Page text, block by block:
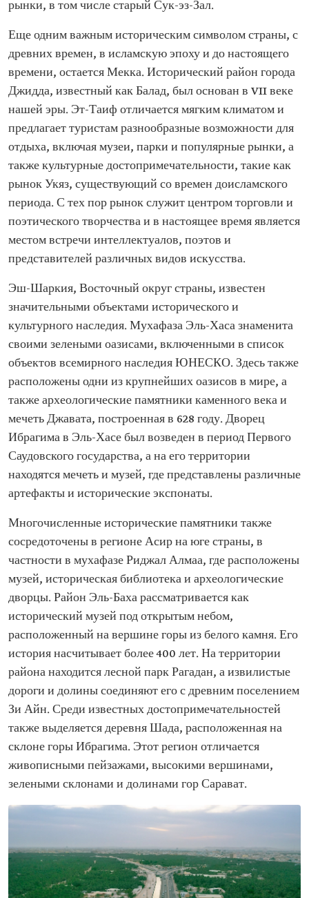
рынки, в том числе старый Сук-эз-Зал.
Еще одним важным историческим символом страны, с
древних времен, в исламскую эпоху и до настоящего
времени, остается Мекка. Исторический район города
Джидда, известный как Балад, был основан в VII веке
нашей эры. Эт-Таиф отличается мягким климатом и
предлагает туристам разнообразные возможности для
отдыха, включая музеи, парки и популярные рынки, а
также культурные достопримечательности, такие как
рынок Укяз, существующий со времен доисламского
периода. С тех пор рынок служит центром торговли и
поэтического творчества и в настоящее время является
местом встречи интеллектуалов, поэтов и
представителей различных видов искусства.
Эш-Шаркия, Восточный округ страны, известен
значительными объектами исторического и
культурного наследия. Мухафаза Эль-Хаса знаменита
своими зелеными оазисами, включенными в список
объектов всемирного наследия ЮНЕСКО. Здесь также
расположены одни из крупнейших оазисов в мире, а
также археологические памятники каменного века и
мечеть Джавата, построенная в 628 году. Дворец
Ибрагима в Эль-Хасе был возведен в период Первого
Саудовского государства, а на его территории
находятся мечеть и музей, где представлены различные
артефакты и исторические экспонаты.
Многочисленные исторические памятники также
сосредоточены в регионе Асир на юге страны, в
частности в мухафазе Риджал Алмаа, где расположены
музей, историческая библиотека и археологические
дворцы. Район Эль-Баха рассматривается как
исторический музей под открытым небом,
расположенный на вершине горы из белого камня. Его
история насчитывает более 400 лет. На территории
района находится лесной парк Рагадан, а извилистые
дороги и долины соединяют его с древним поселением
Зи Айн. Среди известных достопримечательностей
также выделяется деревня Шада, расположенная на
склоне горы Ибрагима. Этот регион отличается
живописными пейзажами, высокими вершинами,
зелеными склонами и долинами гор Сарават.